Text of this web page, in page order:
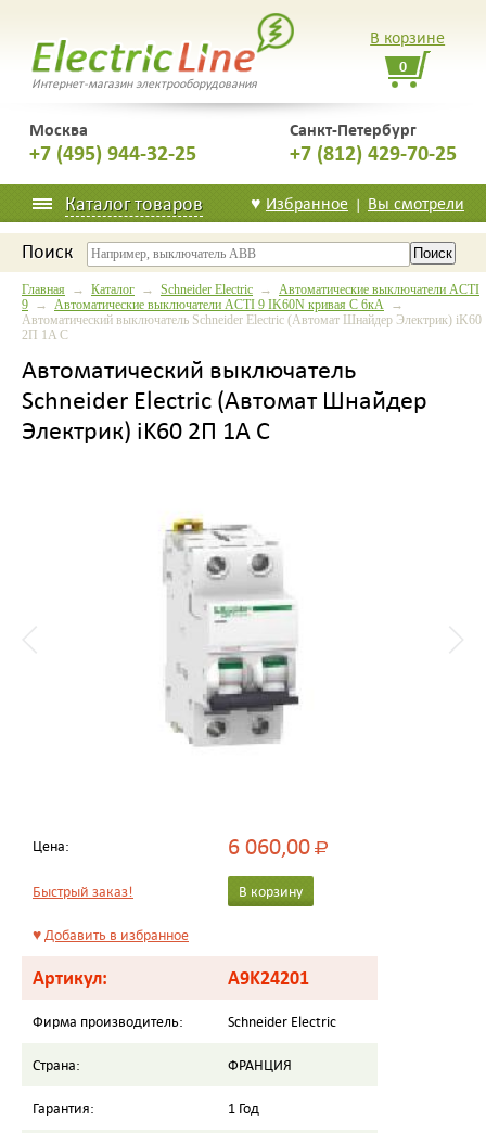
Интернет-магазин электрооборудования
Москва
+7 (495) 944-32-25
Санкт-Петербург
+7 (812) 429-70-25
В корзине
0
Каталог товаров ♥ Избранное | Вы смотрели
Поиск
Главная → Каталог → Schneider Electric → Автоматические выключатели ACTI
9 → Автоматические выключатели ACTI 9 IK60N кривая С 6кА →
Автоматический выключатель Schneider Electric (Автомат Шнайдер Электрик) iK60
2П 1A C
Автоматический выключатель
Schneider Electric (Автомат Шнайдер
Электрик) iK60 2П 1A C
Цена: 6 060,00Р
Быстрый заказ! В корзину
♥Добавить в избранное
Артикул: A9K24201
Фирма производитель: Schneider Electric
Страна: ФРАНЦИЯ
Гарантия: 1 Год